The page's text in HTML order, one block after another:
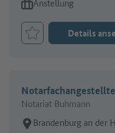
Art des Jobangebots:
Anstellung
Job merken
Details
Notariat Buhmann
Arbeitsort:
Brandenburg an der